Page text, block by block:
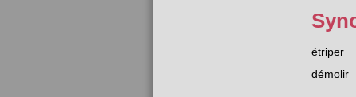
étriper
démolir